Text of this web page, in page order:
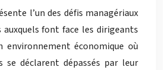
l’un des défis managériaux
auxquels font face les dirigeants
environnement économique où
se déclarent dépassés par leur